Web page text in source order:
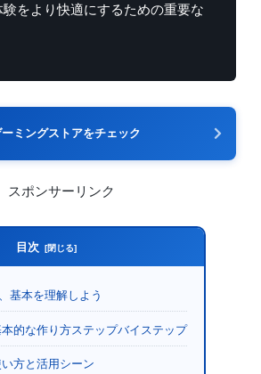
をより快適にするための重要な
ミングストアをチェック
スポンサーリンク
目次
基本を理解しよう
的な作り方ステップバイステップ
方と活用シーン